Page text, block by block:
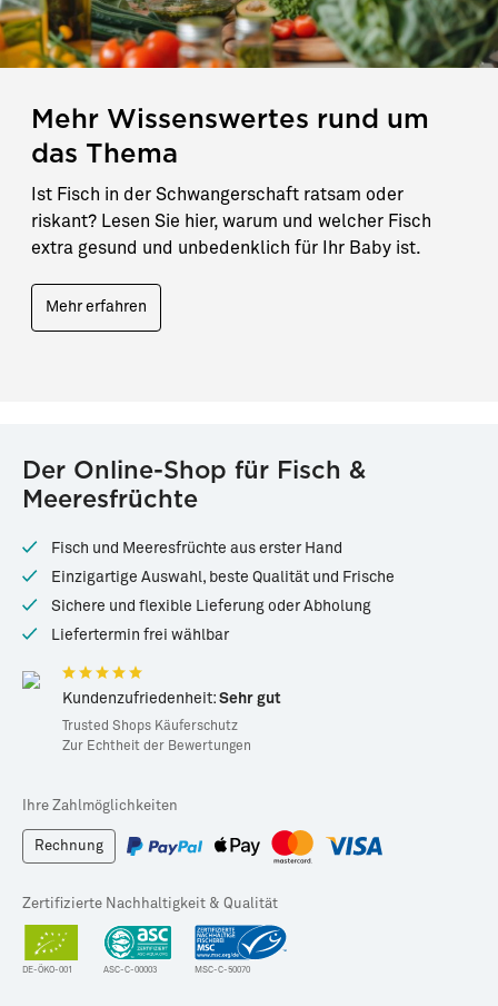
Mehr Wissenswertes rund um
das Thema
Ist Fisch in der Schwangerschaft ratsam oder
riskant? Lesen Sie hier, warum und welcher Fisch
extra gesund und unbedenklich für Ihr Baby ist.
Mehr erfahren
Der Online-Shop für Fisch &
Meeresfrüchte
Fisch und Meeresfrüchte aus erster Hand
Einzigartige Auswahl, beste Qualität und Frische
Sichere und flexible Lieferung oder Abholung
Liefertermin frei wählbar
Kundenzufriedenheit: Sehr gut
Trusted Shops Käuferschutz
Zur Echtheit der Bewertungen
Ihre Zahlmöglichkeiten
Rechnung
Zertifizierte Nachhaltigkeit & Qualität
DE-ÖKO-001 ASC-C-00003 MSC-C-50070